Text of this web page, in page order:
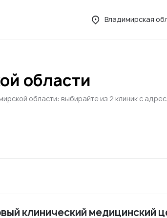
Владимирская
области
области: выбирайте из 2 клиник с
клинический медицинский